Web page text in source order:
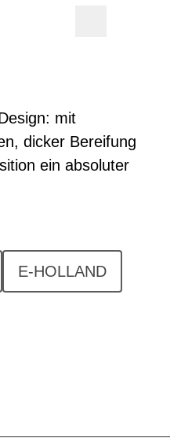
mit
dicker Bereifung
ein absoluter
E-HOLLAND